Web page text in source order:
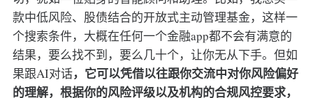
款中低风险、股债结合的开放式主动管理基金，这样一
个搜索条件，大概在任何一个金融app都不会有满意的
结果，要么找不到，要么几十个，让你无从下手。但如
果跟AI对话，它可以凭借以往跟你交流中对你风险偏好
的理解，根据你的风险评级以及机构的合规风控要求，